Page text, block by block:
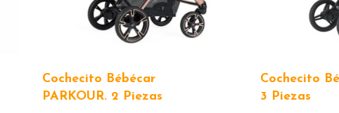
Cochecito Bébécar
PARKOUR. 2 Piezas
Cochecito
3 Piezas